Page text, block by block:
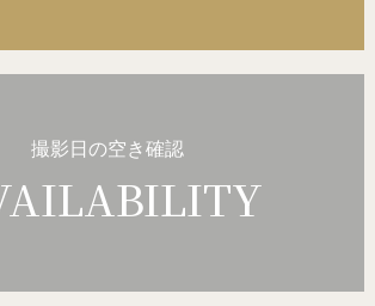
撮影日の空き確認